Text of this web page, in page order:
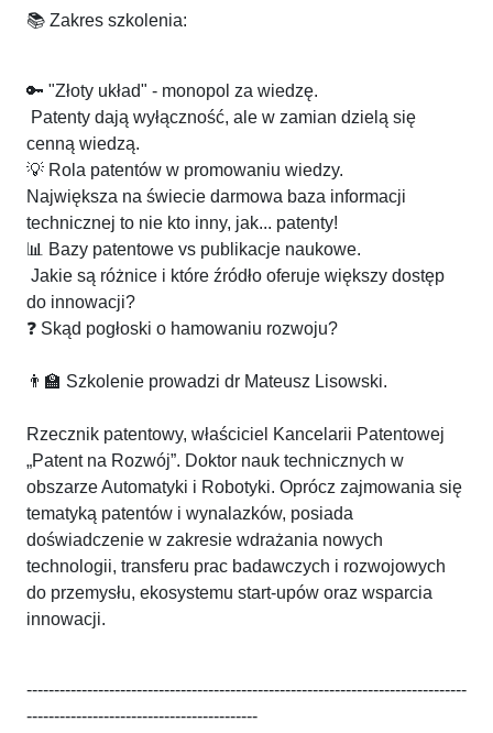
📚 Zakres szkolenia:
🔑 "Złoty układ" - monopol za wiedzę.
Patenty dają wyłączność, ale w zamian dzielą się
cenną wiedzą.
💡 Rola patentów w promowaniu wiedzy.
Największa na świecie darmowa baza informacji
technicznej to nie kto inny, jak... patenty!
📊 Bazy patentowe vs publikacje naukowe.
Jakie są różnice i które źródło oferuje większy dostęp
do innowacji?
❓ Skąd pogłoski o hamowaniu rozwoju?
👨‍🏫 Szkolenie prowadzi dr Mateusz Lisowski.
Rzecznik patentowy, właściciel Kancelarii Patentowej
„Patent na Rozwój”. Doktor nauk technicznych w
obszarze Automatyki i Robotyki. Oprócz zajmowania się
tematyką patentów i wynalazków, posiada
doświadczenie w zakresie wdrażania nowych
technologii, transferu prac badawczych i rozwojowych
do przemysłu, ekosystemu start-upów oraz wsparcia
innowacji.
--------------------------------------------------------------------------------
------------------------------------------